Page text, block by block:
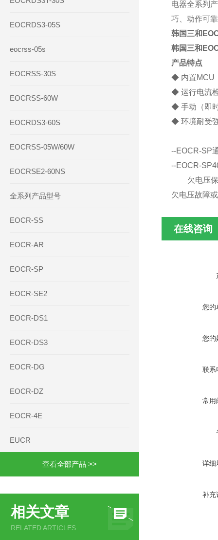
EOCRDS3-05S
eocrss-05s
EOCRSS-30S
EOCRSS-60W
EOCRDS3-60S
EOCRSS-05W/60W
EOCRSE2-60NS
全系列产品型号
EOCR-SS
EOCR-AR
EOCR-SP
EOCR-SE2
EOCR-DS1
EOCR-DS3
EOCR-DG
EOCR-DZ
EOCR-4E
EUCR
查看全部产品 >>
相关文章
RELATED ARTICLES
电器全系列
巧、动作可
韩国三和
韩国三和
产品特点
◆ 内置MCU
◆ 运行电流
◆ 手动（即
◆ 环境耐受
--EOCR-SP
--EOCR-
欠电压保护
欠电压故障
在线咨询
您的
您的
联系
常用
详细
补充